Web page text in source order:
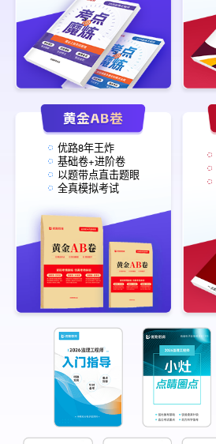
优路8年王炸
基础卷+进阶卷
以题带点直击题眼
全真模拟考试